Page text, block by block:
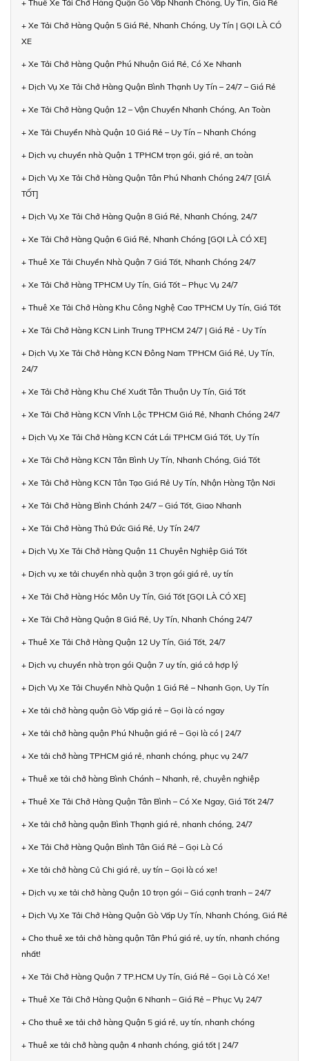
+ Thuê Xe Tải Chở Hàng Quận Gò Vấp Nhanh Chóng, Uy Tín, Giá Rẻ
+ Xe Tải Chở Hàng Quận 5 Giá Rẻ, Nhanh Chóng, Uy Tín | GỌI LÀ CÓ
XE
+ Xe Tải Chở Hàng Quận Phú Nhuận Giá Rẻ, Có Xe Nhanh
+ Dịch Vụ Xe Tải Chở Hàng Quận Bình Thạnh Uy Tín – 24/7 – Giá Rẻ
+ Xe Tải Chở Hàng Quận 12 – Vận Chuyển Nhanh Chóng, An Toàn
+ Xe Tải Chuyển Nhà Quận 10 Giá Rẻ – Uy Tín – Nhanh Chóng
+ Dịch vụ chuyển nhà Quận 1 TPHCM trọn gói, giá rẻ, an toàn
+ Dịch Vụ Xe Tải Chở Hàng Quận Tân Phú Nhanh Chóng 24/7 [GIÁ
TỐT]
+ Dịch Vụ Xe Tải Chở Hàng Quận 8 Giá Rẻ, Nhanh Chóng, 24/7
+ Xe Tải Chở Hàng Quận 6 Giá Rẻ, Nhanh Chóng [GỌI LÀ CÓ XE]
+ Thuê Xe Tải Chuyển Nhà Quận 7 Giá Tốt, Nhanh Chóng 24/7
+ Xe Tải Chở Hàng TPHCM Uy Tín, Giá Tốt – Phục Vụ 24/7
+ Thuê Xe Tải Chở Hàng Khu Công Nghệ Cao TPHCM Uy Tín, Giá Tốt
+ Xe Tải Chở Hàng KCN Linh Trung TPHCM 24/7 | Giá Rẻ - Uy Tín
+ Dịch Vụ Xe Tải Chở Hàng KCN Đông Nam TPHCM Giá Rẻ, Uy Tín,
24/7
+ Xe Tải Chở Hàng Khu Chế Xuất Tân Thuận Uy Tín, Giá Tốt
+ Xe Tải Chở Hàng KCN Vĩnh Lộc TPHCM Giá Rẻ, Nhanh Chóng 24/7
+ Dịch Vụ Xe Tải Chở Hàng KCN Cát Lái TPHCM Giá Tốt, Uy Tín
+ Xe Tải Chở Hàng KCN Tân Bình Uy Tín, Nhanh Chóng, Giá Tốt
+ Xe Tải Chở Hàng KCN Tân Tạo Giá Rẻ Uy Tín, Nhận Hàng Tận Nơi
+ Xe Tải Chở Hàng Bình Chánh 24/7 – Giá Tốt, Giao Nhanh
+ Xe Tải Chở Hàng Thủ Đức Giá Rẻ, Uy Tín 24/7
+ Dịch Vụ Xe Tải Chở Hàng Quận 11 Chuyên Nghiệp Giá Tốt
+ Dịch vụ xe tải chuyển nhà quận 3 trọn gói giá rẻ, uy tín
+ Xe Tải Chở Hàng Hóc Môn Uy Tín, Giá Tốt [GỌI LÀ CÓ XE]
+ Xe Tải Chở Hàng Quận 8 Giá Rẻ, Uy Tín, Nhanh Chóng 24/7
+ Thuê Xe Tải Chở Hàng Quận 12 Uy Tín, Giá Tốt, 24/7
+ Dịch vụ chuyển nhà trọn gói Quận 7 uy tín, giá cả hợp lý
+ Dịch Vụ Xe Tải Chuyển Nhà Quận 1 Giá Rẻ – Nhanh Gọn, Uy Tín
+ Xe tải chở hàng quận Gò Vấp giá rẻ – Gọi là có ngay
+ Xe tải chở hàng quận Phú Nhuận giá rẻ – Gọi là có | 24/7
+ Xe tải chở hàng TPHCM giá rẻ, nhanh chóng, phục vụ 24/7
+ Thuê xe tải chở hàng Bình Chánh – Nhanh, rẻ, chuyên nghiệp
+ Thuê Xe Tải Chở Hàng Quận Tân Bình – Có Xe Ngay, Giá Tốt 24/7
+ Xe tải chở hàng quận Bình Thạnh giá rẻ, nhanh chóng, 24/7
+ Xe Tải Chở Hàng Quận Bình Tân Giá Rẻ – Gọi Là Có
+ Xe tải chở hàng Củ Chi giá rẻ, uy tín – Gọi là có xe!
+ Dịch vụ xe tải chở hàng Quận 10 trọn gói – Giá cạnh tranh – 24/7
+ Dịch Vụ Xe Tải Chở Hàng Quận Gò Vấp Uy Tín, Nhanh Chóng, Giá Rẻ
+ Cho thuê xe tải chở hàng quận Tân Phú giá rẻ, uy tín, nhanh chóng
nhất!
+ Xe Tải Chở Hàng Quận 7 TP.HCM Uy Tín, Giá Rẻ – Gọi Là Có Xe!
+ Thuê Xe Tải Chở Hàng Quận 6 Nhanh – Giá Rẻ – Phục Vụ 24/7
+ Cho thuê xe tải chở hàng Quận 5 giá rẻ, uy tín, nhanh chóng
+ Thuê xe tải chở hàng quận 4 nhanh chóng, giá tốt | 24/7